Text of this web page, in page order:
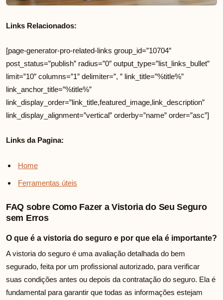
Links Relacionados:
[page-generator-pro-related-links group_id=”10704″
post_status=”publish” radius=”0″ output_type=”list_links_bullet”
limit=”10″ columns=”1″ delimiter=”, ” link_title=”%title%”
link_anchor_title=”%title%”
link_display_order=”link_title,featured_image,link_description”
link_display_alignment=”vertical” orderby=”name” order=”asc”]
Links da Pagina:
Home
Ferramentas úteis
FAQ sobre Como Fazer a Vistoria do Seu Seguro
sem Erros
O que é a vistoria do seguro e por que ela é importante?
A vistoria do seguro é uma avaliação detalhada do bem
segurado, feita por um profissional autorizado, para verificar
suas condições antes ou depois da contratação do seguro. Ela é
fundamental para garantir que todas as informações estejam